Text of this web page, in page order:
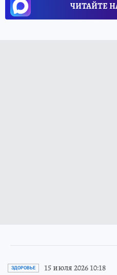
ЧИТАЙТЕ
ЗДОРОВЬЕ 15 июля 2026 10:18